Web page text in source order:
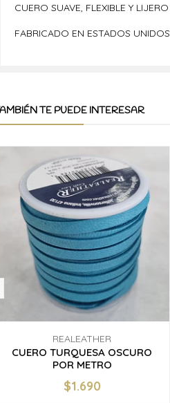
CUERO SUAVE, FLEXIBLE Y LIJERO
FABRICADO EN ESTADOS UNIDOS
TE PUEDE INTERESAR
REALEATHER
CUERO TURQUESA OSCURO
POR METRO
+
$1.690